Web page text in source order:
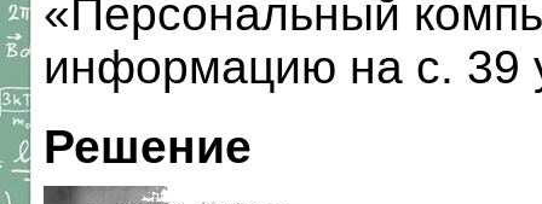
«Персональный
информацию на с. 39
Решение